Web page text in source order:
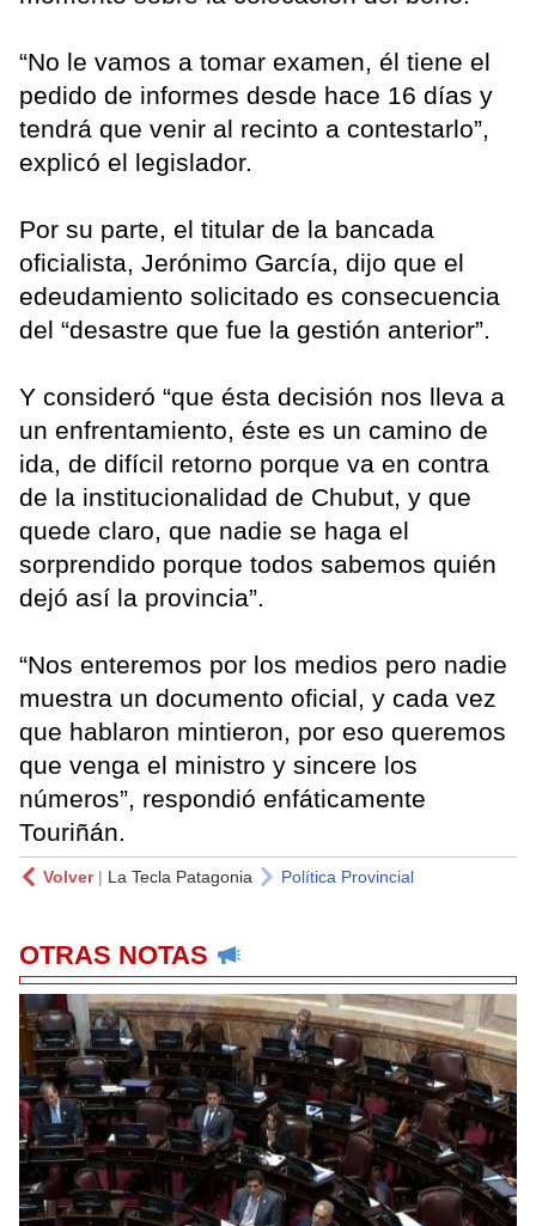
“No le vamos a tomar examen, él tiene el
pedido de informes desde hace 16 días y
tendrá que venir al recinto a contestarlo”,
explicó el legislador.
Por su parte, el titular de la bancada
oficialista, Jerónimo García, dijo que el
edeudamiento solicitado es consecuencia
del “desastre que fue la gestión anterior”.
Y consideró “que ésta decisión nos lleva a
un enfrentamiento, éste es un camino de
ida, de difícil retorno porque va en contra
de la institucionalidad de Chubut, y que
quede claro, que nadie se haga el
sorprendido porque todos sabemos quién
dejó así la provincia”.
“Nos enteremos por los medios pero nadie
muestra un documento oficial, y cada vez
que hablaron mintieron, por eso queremos
que venga el ministro y sincere los
números”, respondió enfáticamente
Touriñán.
Volver| La Tecla Patagonia Política Provincial
OTRAS NOTAS